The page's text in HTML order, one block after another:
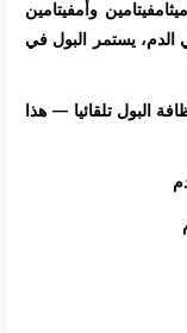
وأمفيتامين
يستمر البول في
البول تلقائيا — هذا